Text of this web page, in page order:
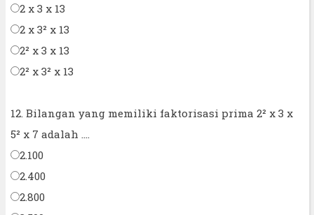
2 x 3 x 13
2 x 3² x 13
2² x 3 x 13
2² x 3² x 13
12. Bilangan yang memiliki faktorisasi prima 2² x 3 x
5² x 7 adalah ....
2.100
2.400
2.800